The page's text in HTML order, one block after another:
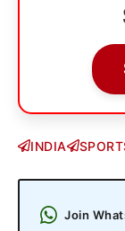
INDIA
Join